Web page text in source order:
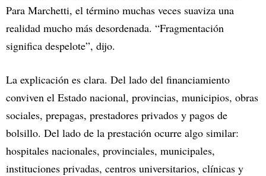
Para Marchetti, el término muchas veces suaviza una
realidad mucho más desordenada. “Fragmentación
significa despelote”, dijo.
La explicación es clara. Del lado del financiamiento
conviven el Estado nacional, provincias, municipios, obras
sociales, prepagas, prestadores privados y pagos de
bolsillo. Del lado de la prestación ocurre algo similar:
hospitales nacionales, provinciales, municipales,
instituciones privadas, centros universitarios, clínicas y